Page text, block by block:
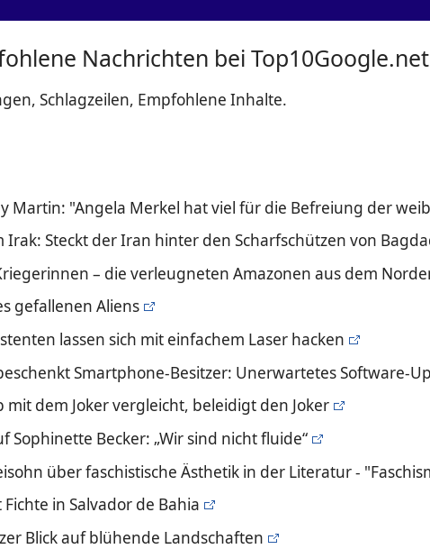
Nachrichten bei Top10Google.net
Schlagzeilen, Empfohlene Inhalte.
Martin: "Angela Merkel hat viel für die Befreiung der
Irak: Steckt der Iran hinter den Scharfschützen von
– die verleugneten Amazonen aus dem
gefallenen Aliens
lassen sich mit einfachem Laser hacken
Smartphone-Besitzer: Unerwartetes Software-
mit dem Joker vergleicht, beleidigt den Joker
Sophinette Becker: „Wir sind nicht fluide“
über faschistische Ästhetik in der Literatur -
in Salvador de Bahia
Blick auf blühende Landschaften